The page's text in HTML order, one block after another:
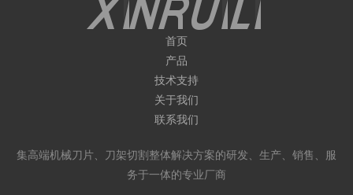
首页
产品
技术支持
关于我们
联系我们
集高端机械刀片、刀架切割整体解决方案的研发、生产、销售、服
务于一体的专业厂商